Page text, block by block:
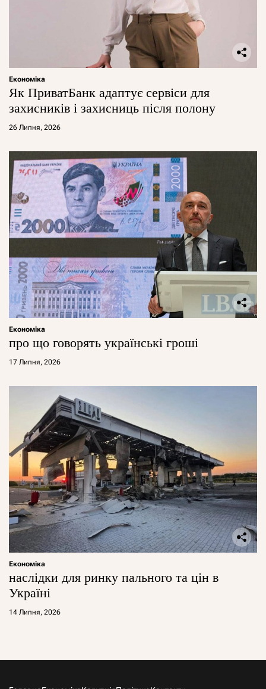
Економіка
Як ПриватБанк адаптує сервіси для
захисників і захисниць після полону
26 Липня, 2026
Економіка
про що говорять українські гроші
17 Липня, 2026
Економіка
наслідки для ринку пального та цін в
Україні
14 Липня, 2026